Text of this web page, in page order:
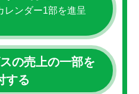
レンダー1部を進呈
の売上の一部を
する